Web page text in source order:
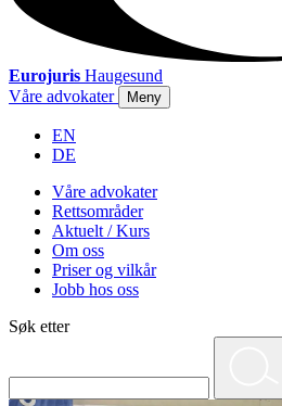
Eurojuris Haugesund
Våre advokater
Meny
EN
DE
Våre advokater
Rettsområder
Aktuelt / Kurs
Om oss
Priser og vilkår
Jobb hos oss
Søk etter